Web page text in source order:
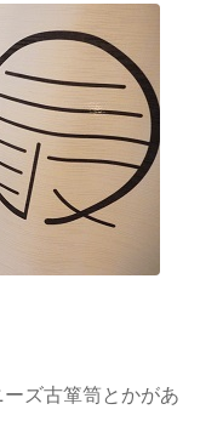
ズ古箪笥とかがあ